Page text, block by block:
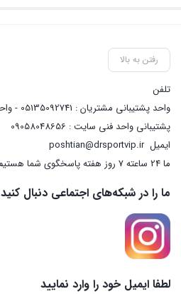
رفتن به بالا
تلفن
پشتیبانی واحد فنی سایت : 09058048656
ایمیلposhtian@drsportvip.ir
ما 24 ساعته 7 روز هفته پاسخگوی شما هستیم.
ما را در شبکه‌های اجتماعی دنبال کنید
لطفا ایمیل خود را وارد نمایید